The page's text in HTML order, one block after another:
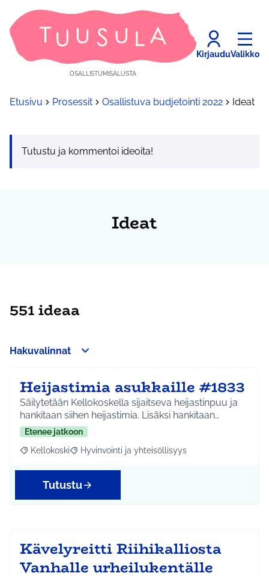
OSALLISTUMISALUSTA
KirjauduValikko
Etusivu Prosessit Osallistuva budjetointi 2022 Ideat
Tutustu ja kommentoi ideoita!
Ideat
551 ideaa
Hakuvalinnat
Heijastimia asukkaille #1833
Säilytetään Kellokoskella sijaitseva heijastinpuu ja
hankitaan siihen heijastimia. Lisäksi hankitaan…
Etenee jatkoon
Rajaa tulokset aihepiirin mukaan: Kellokoski
Kellokoski Rajaa tulokset teeman mukaan: Hyvinvointi ja
Hyvinvointi ja yhteisöllisyys
Tutustu
Kävelyreitti Riihikalliosta
Vanhalle urheilukentälle